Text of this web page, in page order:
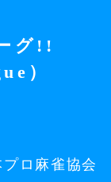
グ!!
）
プロ麻雀協会